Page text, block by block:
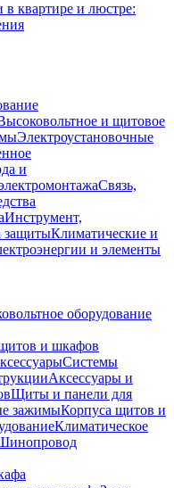
квартире и люстре:
и щитовое
Электроустановочные
и
Связь,
Инструмент,
защитыКлиматические и
и элементы
оборудование
и шкафов
Системы
Аксессуары и
Щиты и панели для
зажимыКорпуса щитов и
Климатическое